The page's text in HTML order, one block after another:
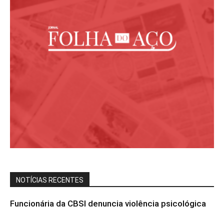
NOTÍCIAS RECENTES
Funcionária da CBSI denuncia violência psicológica